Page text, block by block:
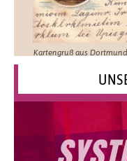
Kartengruß aus